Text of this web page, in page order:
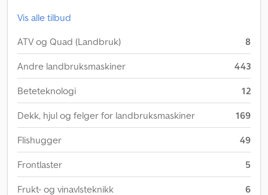
Vis alle tilbud
ATV og Quad (Landbruk)
8
Andre landbruksmaskiner 443
Beteteknologi 12
Dekk, hjul og felger for landbruksmaskiner 169
Flishugger 49
Frontlaster 5
Frukt- og vinavlsteknikk 6